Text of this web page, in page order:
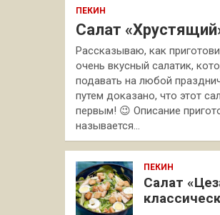
ПЕКИН
Салат
Рассказываю, как
очень вкусный салатик,
подавать на любой
путем доказано, что этот
первым! 😉 Описание
называется…
ПЕКИН
Салат